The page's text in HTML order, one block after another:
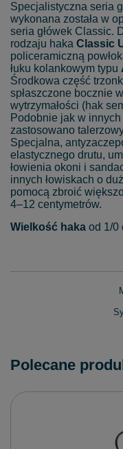
Specjalistyczna seria
wykonana została w
seria główek Classic.
rodzaju haka Classic
policeramiczną
łuku kolankowym typu
Środkowa część
spłaszczone bocznie
wytrzymałości (hak
Podobnie jak w
zastosowano
Specjalna,
elastycznego drutu,
łowienia okoni i
innych łowiskach o
pomocą zbroić
4–12 centymetrów.
Wielkość haka od 1/0
Polecane